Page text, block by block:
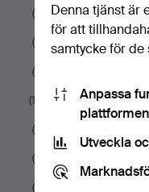
(8)
(4)
(6)
(12)
(4)
(9)
(4)
Denna tjänst är
för att
samtycke för de
Anpassa
Utveckla